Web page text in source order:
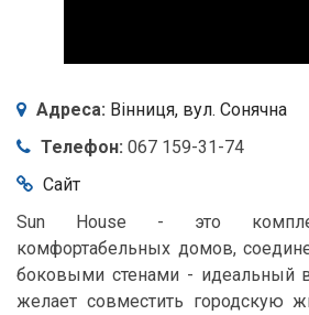
Адреса: Вінниця, вул. Сонячна
Телефон: 067 159-31-74
Сайт
Sun House - это
комфортабельных домов,
боковыми стенами - идеальный
желает совместить городскую